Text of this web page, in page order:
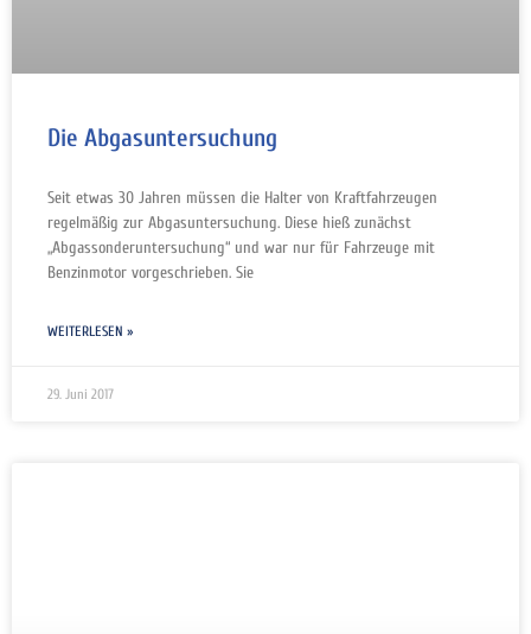
Die Abgasuntersuchung
Seit etwas 30 Jahren müssen die Halter von Kraftfahrzeugen
regelmäßig zur Abgasuntersuchung. Diese hieß zunächst
„Abgassonderuntersuchung“ und war nur für Fahrzeuge mit
Benzinmotor vorgeschrieben. Sie
WEITERLESEN »
29. Juni 2017